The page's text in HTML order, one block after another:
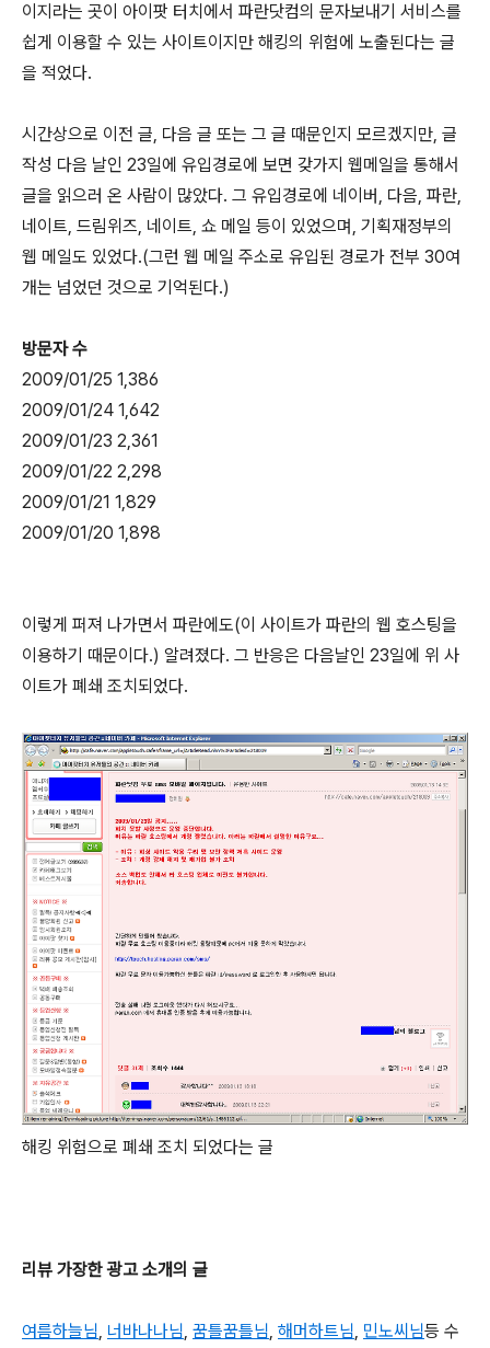
이지라는 곳이 아이팟 터치에서 파란닷컴의 문자보내기 서비스를
쉽게 이용할 수 있는 사이트이지만 해킹의 위험에 노출된다는 글
을 적었다.
시간상으로 이전 글, 다음 글 또는 그 글 때문인지 모르겠지만, 글
작성 다음 날인 23일에 유입경로에 보면 갖가지 웹메일을 통해서
글을 읽으러 온 사람이 많았다. 그 유입경로에 네이버, 다음, 파란,
네이트, 드림위즈, 네이트, 쇼 메일 등이 있었으며, 기획재정부의
웹 메일도 있었다.(그런 웹 메일 주소로 유입된 경로가 전부 30여
개는 넘었던 것으로 기억된다.)
방문자 수
2009/01/25 1,386
2009/01/24 1,642
2009/01/23 2,361
2009/01/22 2,298
2009/01/21 1,829
2009/01/20 1,898
이렇게 퍼져 나가면서 파란에도(이 사이트가 파란의 웹 호스팅을
이용하기 때문이다.) 알려졌다. 그 반응은 다음날인 23일에 위 사
이트가 폐쇄 조치되었다.
해킹 위험으로 폐쇄 조치 되었다는 글
리뷰 가장한 광고 소개의 글
여름하늘님, 너바나나님, 꿈틀꿈틀님, 해머하트님, 민노씨님등 수